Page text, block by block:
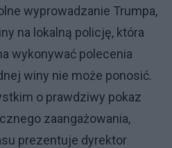
wyprowadzanie Trumpa,
na lokalną policję, która
wykonywać polecenia
winy nie może ponosić.
o prawdziwy pokaz
zaangażowania,
prezentuje dyrektor